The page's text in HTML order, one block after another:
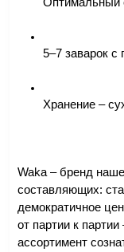
5–7 заварок с
Хранение –
Waka – бренд
составляющих:
демократичное
от партии к
ассортимент